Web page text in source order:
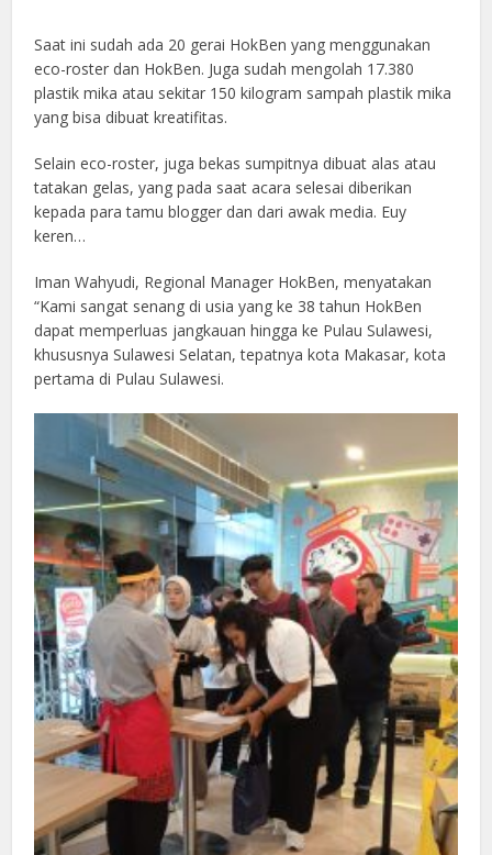
Saat ini sudah ada 20 gerai HokBen yang menggunakan
eco-roster dan HokBen. Juga sudah mengolah 17.380
plastik mika atau sekitar 150 kilogram sampah plastik mika
yang bisa dibuat kreatifitas.
Selain eco-roster, juga bekas sumpitnya dibuat alas atau
tatakan gelas, yang pada saat acara selesai diberikan
kepada para tamu blogger dan dari awak media. Euy
keren…
Iman Wahyudi, Regional Manager HokBen, menyatakan
“Kami sangat senang di usia yang ke 38 tahun HokBen
dapat memperluas jangkauan hingga ke Pulau Sulawesi,
khususnya Sulawesi Selatan, tepatnya kota Makasar, kota
pertama di Pulau Sulawesi.